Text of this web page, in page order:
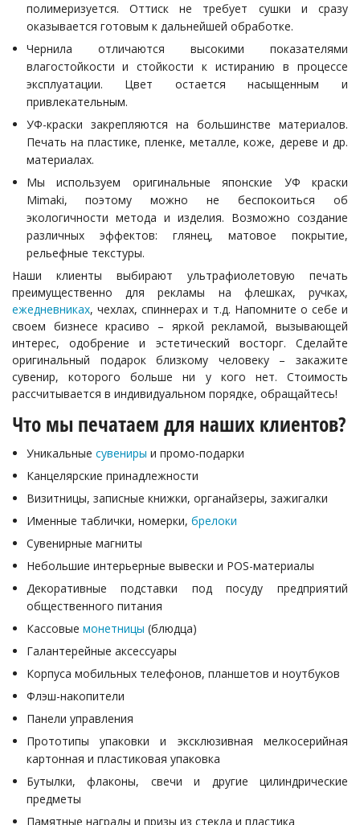
полимеризуется. Оттиск не требует сушки и сразу
оказывается готовым к дальнейшей обработке.
Чернила отличаются высокими показателями
влагостойкости и стойкости к истиранию в процессе
эксплуатации. Цвет остается насыщенным и
привлекательным.
УФ-краски закрепляются на большинстве материалов.
Печать на пластике, пленке, металле, коже, дереве и др.
материалах.
Мы используем оригинальные японские УФ краски
Mimaki, поэтому можно не беспокоиться об
экологичности метода и изделия. Возможно создание
различных эффектов: глянец, матовое покрытие,
рельефные текстуры.
Наши клиенты выбирают ультрафиолетовую печать
преимущественно для рекламы на флешках, ручках,
ежедневниках, чехлах, спиннерах и т.д. Напомните о себе и
своем бизнесе красиво – яркой рекламой, вызывающей
интерес, одобрение и эстетический восторг. Сделайте
оригинальный подарок близкому человеку – закажите
сувенир, которого больше ни у кого нет. Стоимость
рассчитывается в индивидуальном порядке, обращайтесь!
Что мы печатаем для наших клиентов?
Уникальные сувениры и промо-подарки
Канцелярские принадлежности
Визитницы, записные книжки, органайзеры, зажигалки
Именные таблички, номерки, брелоки
Сувенирные магниты
Небольшие интерьерные вывески и POS-материалы
Декоративные подставки под посуду предприятий
общественного питания
Кассовые монетницы (блюдца)
Галантерейные аксессуары
Корпуса мобильных телефонов, планшетов и ноутбуков
Флэш-накопители
Панели управления
Прототипы упаковки и эксклюзивная мелкосерийная
картонная и пластиковая упаковка
Бутылки, флаконы, свечи и другие цилиндрические
предметы
Памятные награды и призы из стекла и пластика